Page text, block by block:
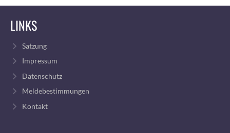
LINKS
Satzung
Impressum
Datenschutz
Meldebestimmungen
Kontakt